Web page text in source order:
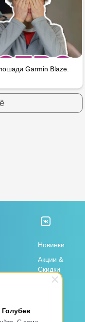
Garmin Blaze.
Новинки
Акции &
Скидки